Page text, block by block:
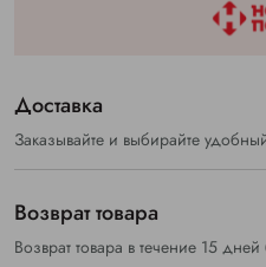
Доставка
Заказывайте и выбирайте
Возврат товара
Возврат товара в течение 15 дней